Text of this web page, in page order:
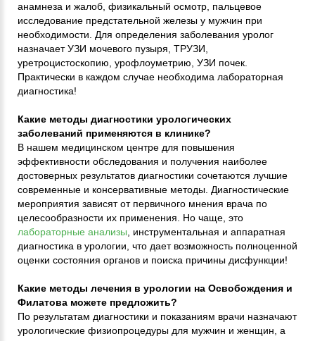
анамнеза и жалоб, физикальный осмотр, пальцевое
исследование предстательной железы у мужчин при
необходимости. Для определения заболевания уролог
назначает УЗИ мочевого пузыря, ТРУЗИ,
уретроцистоскопию, урофлоуметрию, УЗИ почек.
Практически в каждом случае необходима лабораторная
диагностика!
Какие методы диагностики урологических
заболеваний применяются в клинике?
В нашем медицинском центре для повышения
эффективности обследования и получения наиболее
достоверных результатов диагностики сочетаются лучшие
современные и консервативные методы. Диагностические
мероприятия зависят от первичного мнения врача по
целесообразности их применения. Но чаще, это
лабораторные анализы , инструментальная и аппаратная
диагностика в урологии, что дает возможность полноценной
оценки состояния органов и поиска причины дисфункции!
Какие методы лечения в урологии на Освобождения и
Филатова можете предложить?
По результатам диагностики и показаниям врачи назначают
урологические физиопроцедуры для мужчин и женщин, а